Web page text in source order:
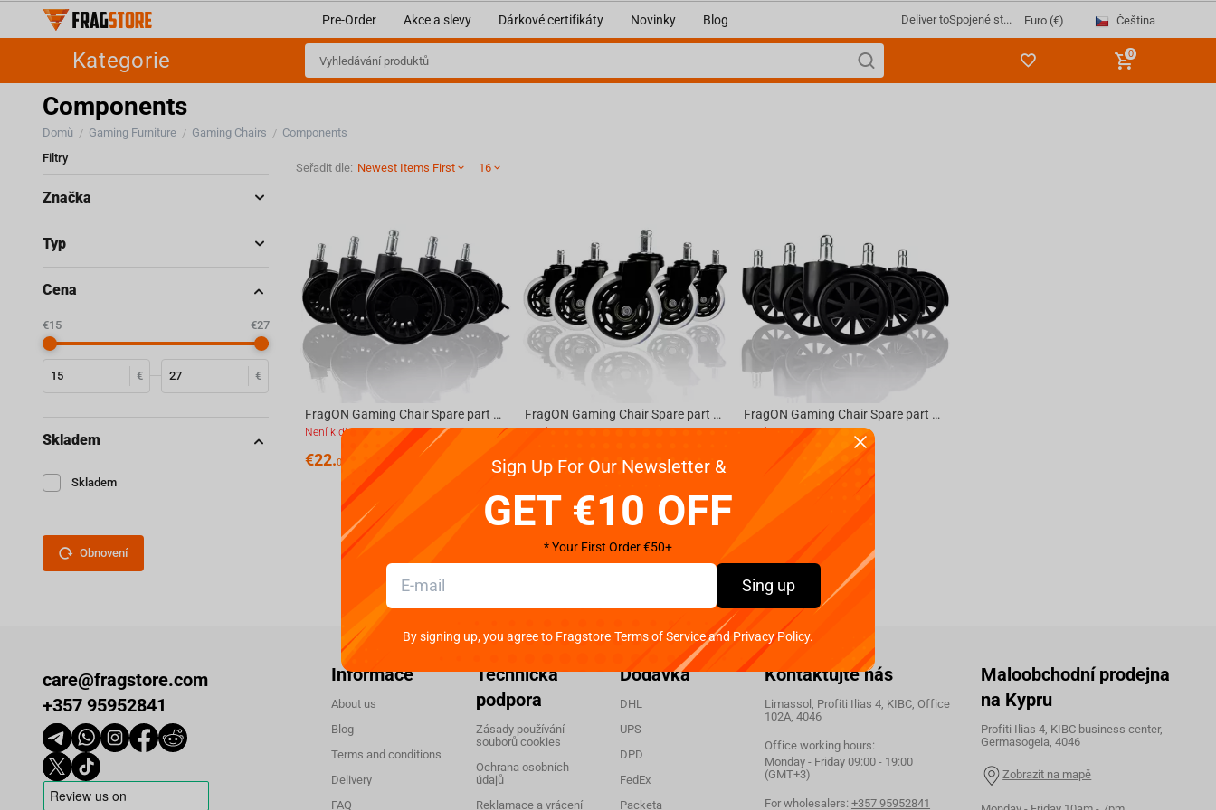
Pre-Order Akce a slevy Dárkové certifikáty Novinky Blog Deliver toSpojené st... Euro (€) Čeština
Kategorie 0
Components
Domů / Gaming Furniture / Gaming Chairs / Components
Seřadit dle: Newest Items First 16
FragON Gaming Chair Spare part 10 - 75 nylon wheels with brakes set(5 pieces)
Není k dispozici
€22.00
FragON Gaming Chair Spare part 1 - 75mm transparent Silicone wheels set(5 pieces)
€27. 00
FragON Gaming Chair Spare part 3 - 60mm nylon wheels set(5 pieces)
Není k dispozici
Filtry
Značka
Typ
Cena
€ €
‎€15 ‎€27
Skladem
Skladem
Obnovení
care@fragstore.com
+357 95952841
Informace
About us
Blog
Terms and conditions
Delivery
FAQ
Technická
podpora
Zásady používání
souborů cookies
Ochrana osobních
údajů
Reklamace a vrácení
Dodávka
DHL
UPS
DPD
FedEx
Packeta
Kontaktujte nás
Limassol, Profiti Ilias 4, KIBC, Office
102A, 4046
Office working hours:
Monday - Friday 09:00 - 19:00
(GMT+3)
For wholesalers: +357 95952841
Maloobchodní prodejna
na Kypru
Profiti Ilias 4, KIBC business center,
Germasogeia, 4046
Zobrazit na mapě
Sign Up For Our Newsletter &
GET €10 OFF
* Your First Order €50+
Sing up
By signing up, you agree to Fragstore Terms of Service and Privacy Policy.